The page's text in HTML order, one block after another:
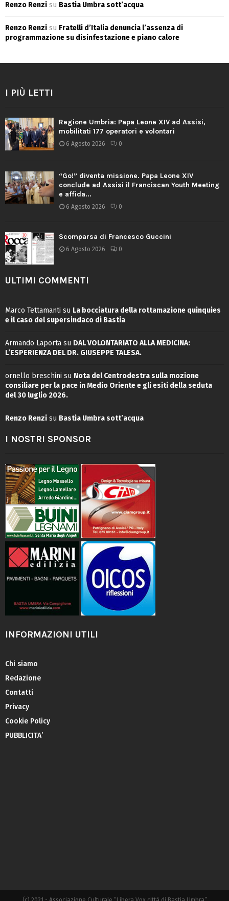
Renzo Renzi su Bastia Umbra sott’acqua
Renzo Renzi su Fratelli d’Italia denuncia l’assenza di
programmazione su disinfestazione e piano calore
I PIÙ LETTI
Regione Umbria: Papa Leone XIV ad Assisi,
mobilitati 177 operatori e volontari
6 Agosto 2026 0
“Go!” diventa missione. Papa Leone XIV
conclude ad Assisi il Franciscan Youth Meeting
e affida...
6 Agosto 2026 0
Scomparsa di Francesco Guccini
6 Agosto 2026 0
ULTIMI COMMENTI
Marco Tettamanti su La bocciatura della rottamazione quinquies
e il caso del supersindaco di Bastia
Armando Laporta su DAL VOLONTARIATO ALLA MEDICINA:
L’ESPERIENZA DEL DR. GIUSEPPE TALESA.
ornello breschini su Nota del Centrodestra sulla mozione
consiliare per la pace in Medio Oriente e gli esiti della seduta
del 30 luglio 2026.
Renzo Renzi su Bastia Umbra sott’acqua
I NOSTRI SPONSOR
INFORMAZIONI UTILI
Chi siamo
Redazione
Contatti
Privacy
Cookie Policy
PUBBLICITA’